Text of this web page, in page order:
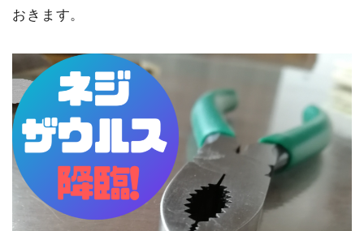
おきます。